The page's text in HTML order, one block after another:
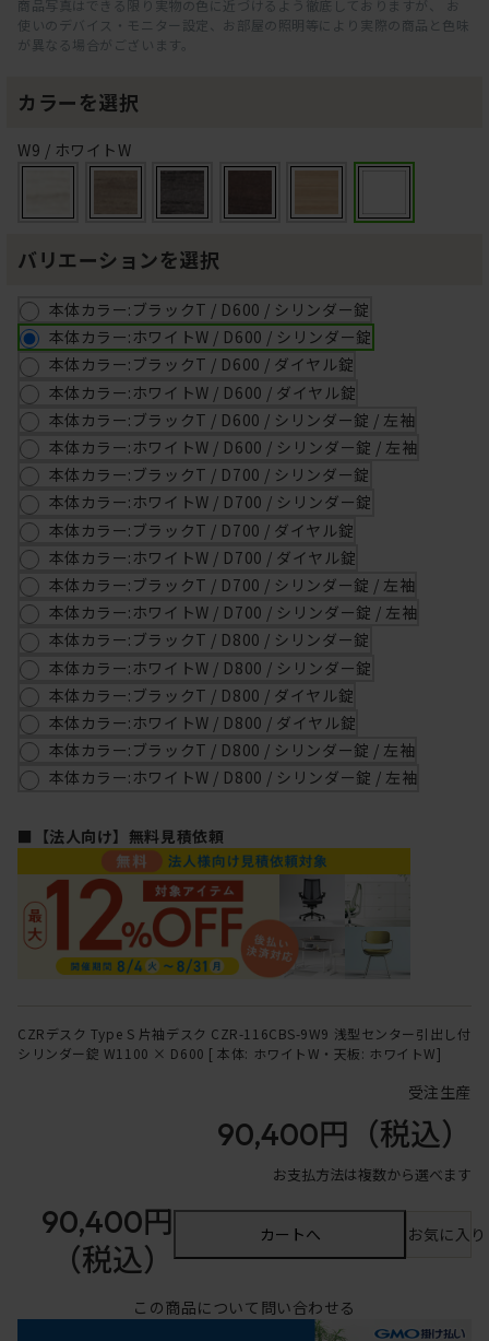
商品写真はできる限り実物の色に近づけるよう徹底しておりますが、 お
使いのデバイス・モニター設定、お部屋の照明等により実際の商品と色味
が異なる場合がございます。
カラーを選択
W9 / ホワイトW
バリエーションを選択
本体カラー:ブラックT / D600 / シリンダー錠
本体カラー:ホワイトW / D600 / シリンダー錠
本体カラー:ブラックT / D600 / ダイヤル錠
本体カラー:ホワイトW / D600 / ダイヤル錠
本体カラー:ブラックT / D600 / シリンダー錠 / 左袖
本体カラー:ホワイトW / D600 / シリンダー錠 / 左袖
本体カラー:ブラックT / D700 / シリンダー錠
本体カラー:ホワイトW / D700 / シリンダー錠
本体カラー:ブラックT / D700 / ダイヤル錠
本体カラー:ホワイトW / D700 / ダイヤル錠
本体カラー:ブラックT / D700 / シリンダー錠 / 左袖
本体カラー:ホワイトW / D700 / シリンダー錠 / 左袖
本体カラー:ブラックT / D800 / シリンダー錠
本体カラー:ホワイトW / D800 / シリンダー錠
本体カラー:ブラックT / D800 / ダイヤル錠
本体カラー:ホワイトW / D800 / ダイヤル錠
本体カラー:ブラックT / D800 / シリンダー錠 / 左袖
本体カラー:ホワイトW / D800 / シリンダー錠 / 左袖
■【法人向け】無料見積依頼
CZRデスク Type S 片袖デスク CZR-116CBS-9W9 浅型センター引出し付
シリンダー錠 W1100 × D600 [ 本体: ホワイトW・天板: ホワイトW]
受注生産
90,400円 （税込）
お支払方法は複数から選べます
90,400円
（税込）
カートへ お気に入
この商品について問い合わせる